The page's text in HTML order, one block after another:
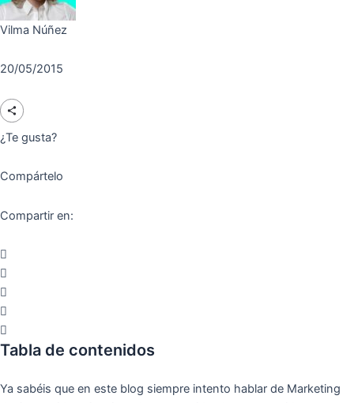
Vilma Núñez
20/05/2015
¿Te gusta?
Compártelo
Compartir en:
Tabla de contenidos
Ya sabéis que en este blog siempre intento hablar de Marketing